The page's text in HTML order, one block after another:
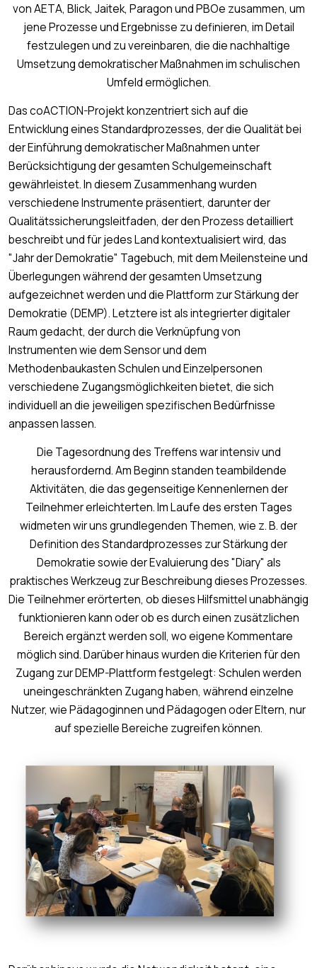
von AETA, Blick, Jaitek, Paragon und PBOe zusammen, um
jene Prozesse und Ergebnisse zu definieren, im Detail
festzulegen und zu vereinbaren, die die nachhaltige
Umsetzung demokratischer Maßnahmen im schulischen
Umfeld ermöglichen.
Das coACTION-Projekt konzentriert sich auf die
Entwicklung eines Standardprozesses, der die Qualität bei
der Einführung demokratischer Maßnahmen unter
Berücksichtigung der gesamten Schulgemeinschaft
gewährleistet. In diesem Zusammenhang wurden
verschiedene Instrumente präsentiert, darunter der
Qualitätssicherungsleitfaden, der den Prozess detailliert
beschreibt und für jedes Land kontextualisiert wird, das
"Jahr der Demokratie" Tagebuch, mit dem Meilensteine und
Überlegungen während der gesamten Umsetzung
aufgezeichnet werden und die Plattform zur Stärkung der
Demokratie (DEMP). Letztere ist als integrierter digitaler
Raum gedacht, der durch die Verknüpfung von
Instrumenten wie dem Sensor und dem
Methodenbaukasten Schulen und Einzelpersonen
verschiedene Zugangsmöglichkeiten bietet, die sich
individuell an die jeweiligen spezifischen Bedürfnisse
anpassen lassen.
Die Tagesordnung des Treffens war intensiv und
herausfordernd. Am Beginn standen teambildende
Aktivitäten, die das gegenseitige Kennenlernen der
Teilnehmer erleichterten. Im Laufe des ersten Tages
widmeten wir uns grundlegenden Themen, wie z. B. der
Definition des Standardprozesses zur Stärkung der
Demokratie sowie der Evaluierung des "Diary" als
praktisches Werkzeug zur Beschreibung dieses Prozesses.
Die Teilnehmer erörterten, ob dieses Hilfsmittel unabhängig
funktionieren kann oder ob es durch einen zusätzlichen
Bereich ergänzt werden soll, wo eigene Kommentare
möglich sind. Darüber hinaus wurden die Kriterien für den
Zugang zur DEMP-Plattform festgelegt: Schulen werden
uneingeschränkten Zugang haben, während einzelne
Nutzer, wie Pädagoginnen und Pädagogen oder Eltern, nur
auf spezielle Bereiche zugreifen können.